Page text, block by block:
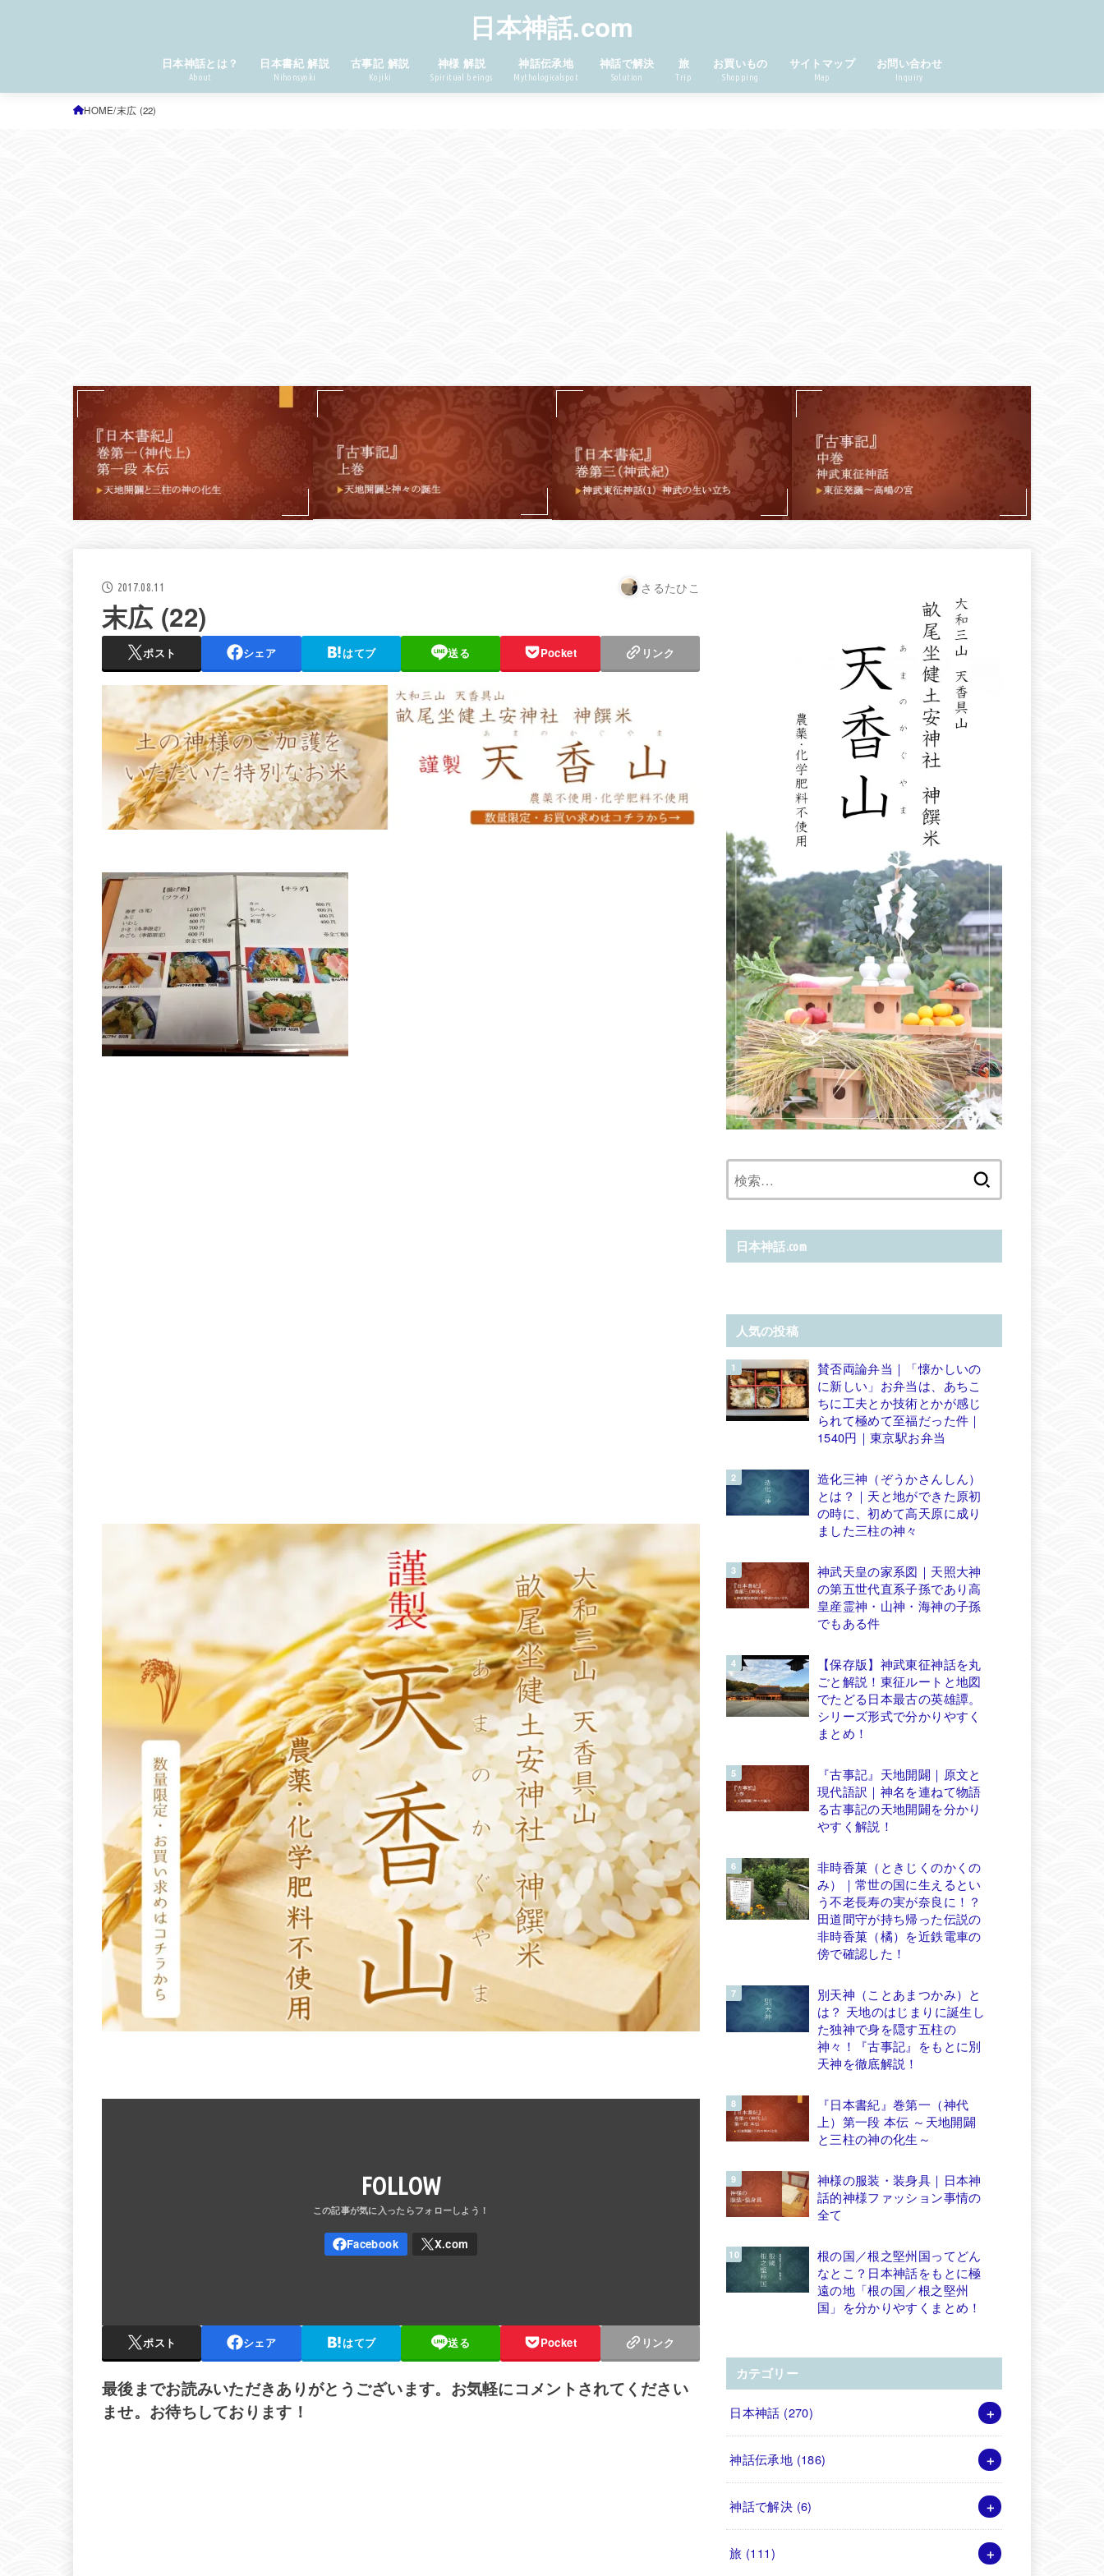
日本神話.com
日本神話とは？
About
日本書紀 解説
Nihonsyoki
古事記 解説
Kojiki
神様 解説
Spiritual beings
神話伝承地
Mythologicalspot
神話で解決
Solution
旅
Trip
お買いもの
Shopping
サイトマップ
Map
お問い合わせ
Inquiry
HOME 末広 (22)
2017.08.11 さるたひこ
末広 (22)
ポスト シェア はてブ 送る Pocket リンク
FOLLOW
ポスト シェア はてブ 送る Pocket リンク
最後までお読みいただきありがとうございます。お気軽にコメントされてください
ませ。お待ちしております！
日本神話.com
人気の投稿
賛否両論弁当｜「懐かしいの
に新しい」お弁当は、あちこ
ちに工夫とか技術とかが感じ
られて極めて至福だった件｜
1540円｜東京駅お弁当
造化三神（ぞうかさんしん）
とは？｜天と地ができた原初
の時に、初めて高天原に成り
ました三柱の神々
神武天皇の家系図｜天照大神
の第五世代直系子孫であり高
皇産霊神・山神・海神の子孫
でもある件
【保存版】神武東征神話を丸
ごと解説！東征ルートと地図
でたどる日本最古の英雄譚。
シリーズ形式で分かりやすく
まとめ！
『古事記』天地開闢｜原文と
現代語訳｜神名を連ねて物語
る古事記の天地開闢を分かり
やすく解説！
非時香菓（ときじくのかくの
み）｜常世の国に生えるとい
う不老長寿の実が奈良に！？
田道間守が持ち帰った伝説の
非時香菓（橘）を近鉄電車の
傍で確認した！
別天神（ことあまつかみ）と
は？ 天地のはじまりに誕生し
た独神で身を隠す五柱の
神々！『古事記』をもとに別
天神を徹底解説！
『日本書紀』巻第一（神代
上）第一段 本伝 ～天地開闢
と三柱の神の化生～
神様の服装・装身具｜日本神
話的神様ファッション事情の
全て
根の国／根之堅州国ってどん
なとこ？日本神話をもとに極
遠の地「根の国／根之堅州
国」を分かりやすくまとめ！
カテゴリー
日本神話 (270)
神話伝承地 (186)
神話で解決 (6)
旅 (111)